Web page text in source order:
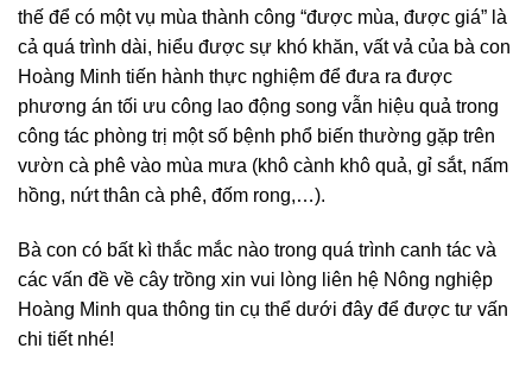
thế để có một vụ mùa thành công “được mùa, được giá” là
cả quá trình dài, hiểu được sự khó khăn, vất vả của bà con
Hoàng Minh tiến hành thực nghiệm để đưa ra được
phương án tối ưu công lao động song vẫn hiệu quả trong
công tác phòng trị một số bệnh phổ biến thường gặp trên
vườn cà phê vào mùa mưa (khô cành khô quả, gỉ sắt, nấm
hồng, nứt thân cà phê, đốm rong,…).
Bà con có bất kì thắc mắc nào trong quá trình canh tác và
các vấn đề về cây trồng xin vui lòng liên hệ Nông nghiệp
Hoàng Minh qua thông tin cụ thể dưới đây để được tư vấn
chi tiết nhé!